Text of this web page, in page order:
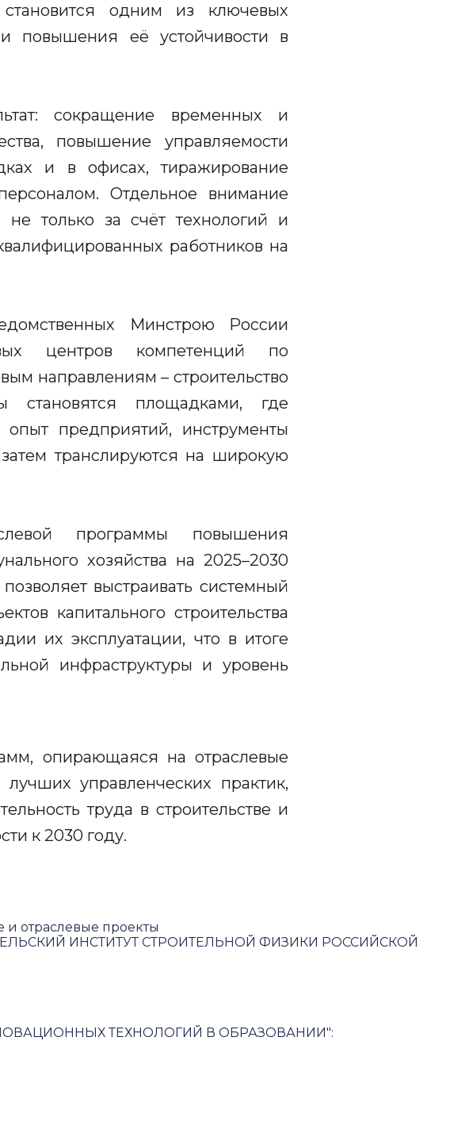
одним из ключевых
и повышения её устойчивости в
сокращение временных и
повышение управляемости
и в офисах, тиражирование
Отдельное внимание
не только за счёт технологий и
работников на
Минстрою России
центров компетенций по
направлениям – строительство
становятся площадками, где
предприятий, инструменты
транслируются на широкую
программы повышения
хозяйства на 2025–2030
выстраивать системный
капитального строительства
их эксплуатации, что в итоге
инфраструктуры и уровень
опирающаяся на отраслевые
управленческих практик,
труда в строительстве и
к 2030 году.
отраслевые проекты
ИНСТИТУТ СТРОИТЕЛЬНОЙ ФИЗИКИ РОССИЙСКОЙ
ТЕХНОЛОГИЙ В ОБРАЗОВАНИИ":